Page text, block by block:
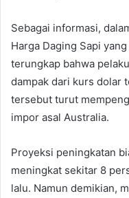
Sebagai informasi,
Harga Daging Sapi
terungkap bahwa
dampak dari kurs dolar
tersebut turut
impor asal Australia.
Proyeksi peningkatan
meningkat sekitar 8
lalu. Namun demikian,